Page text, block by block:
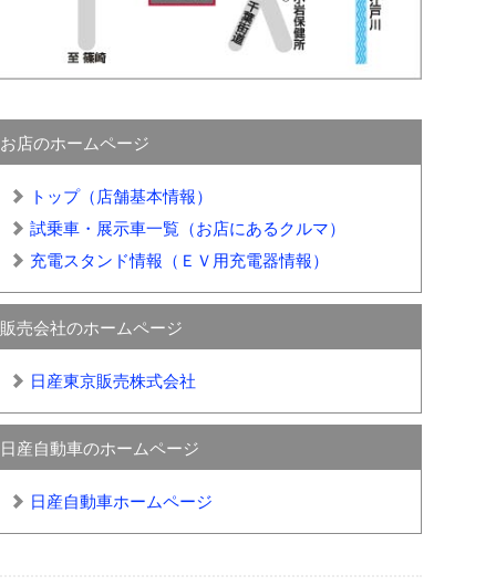
お店のホームページ
トップ（店舗基本情報）
試乗車・展示車一覧（お店にあるクルマ）
充電スタンド情報（ＥＶ用充電器情報）
販売会社のホームページ
日産東京販売株式会社
日産自動車のホームページ
日産自動車ホームページ